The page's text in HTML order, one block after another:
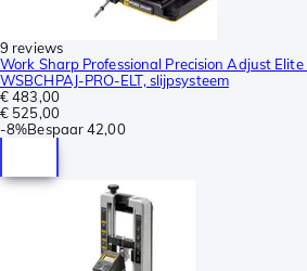
9 reviews
Work Sharp Professional Precision Adjust
WSBCHPAJ-PRO-ELT, slijpsysteem
€ 483,00
€ 525,00
-8%Bespaar42,00